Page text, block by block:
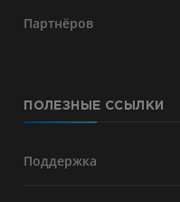
Партнёров
ПОЛЕЗНЫЕ ССЫЛКИ
Поддержка